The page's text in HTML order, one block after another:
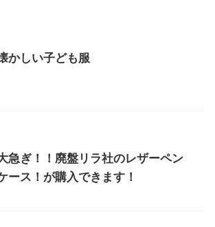
かしい子ども服
急ぎ！！廃盤リラ社のレザーペン
ース！が購入できます！